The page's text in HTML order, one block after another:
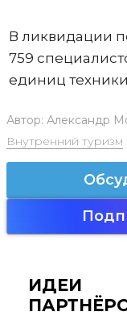
В ликвидации
759
единиц
Автор: Александр
Внутренний туризм
ИДЕИ